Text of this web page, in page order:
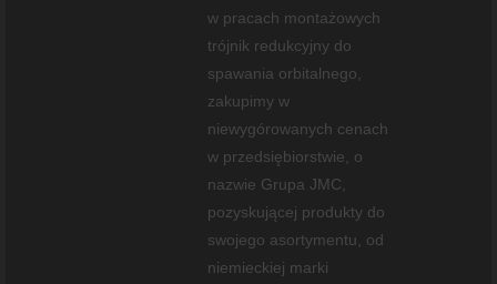
w pracach montażowych
trójnik redukcyjny do
spawania orbitalnego,
zakupimy w
niewygórowanych cenach
w przedsiębiorstwie, o
nazwie Grupa JMC,
pozyskującej produkty do
swojego asortymentu, od
niemieckiej marki